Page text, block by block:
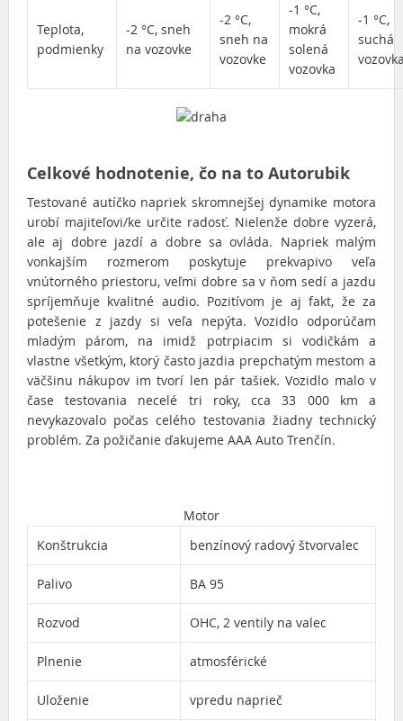
Teplota,
podmienky
-2 °C, sneh
na vozovke
-2 °C,
sneh na
vozovke
-1 °C,
mokrá
solená
vozovka
-1 °C,
suchá
Celkové hodnotenie, čo na to Autorubik
Testované autíčko napriek skromnejšej dynamike motora
urobí majiteľovi/ke určite radosť. Nielenže dobre vyzerá,
ale aj dobre jazdí a dobre sa ovláda. Napriek malým
vonkajším rozmerom poskytuje prekvapivo veľa
vnútorného priestoru, veľmi dobre sa v ňom sedí a jazdu
spríjemňuje kvalitné audio. Pozitívom je aj fakt, že za
potešenie z jazdy si veľa nepýta. Vozidlo odporúčam
mladým párom, na imidž potrpiacim si vodičkám a
vlastne všetkým, ktorý často jazdia prepchatým mestom a
väčšinu nákupov im tvorí len pár tašiek. Vozidlo malo v
čase testovania necelé tri roky, cca 33 000 km a
nevykazovalo počas celého testovania žiadny technický
problém. Za požičanie ďakujeme AAA Auto Trenčín.
Motor
Konštrukcia
benzínový radový štvorvalec
Palivo BA 95
Rozvod OHC, 2 ventily na valec
Plnenie atmosférické
Uloženie vpredu naprieč